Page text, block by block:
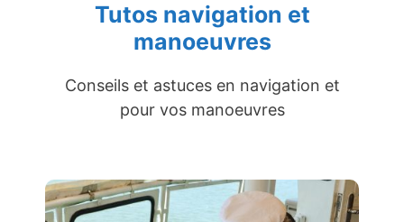
Tutos navigation et
manoeuvres
Conseils et astuces en navigation et
pour vos manoeuvres